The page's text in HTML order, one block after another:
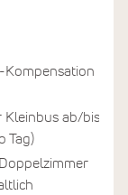
Kompensation
Kleinbus ab/bis
Tag)